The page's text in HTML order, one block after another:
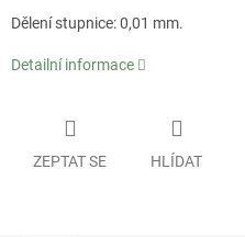
Dělení stupnice: 0,01 mm.
Detailní informace
ZEPTAT SE HLÍDAT